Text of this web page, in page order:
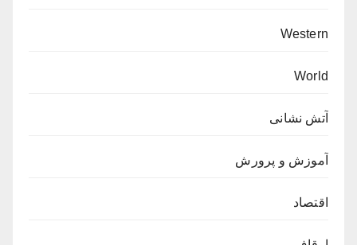
Western
World
آتش نشانی
آموزش و پرورش
اقتصاد